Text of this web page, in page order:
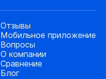
Отзывы
Мобильное приложение
Вопросы
О компании
Сравнение
Блог